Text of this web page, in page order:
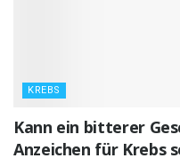
KREBS
Kann ein bitterer
Anzeichen für Krebs